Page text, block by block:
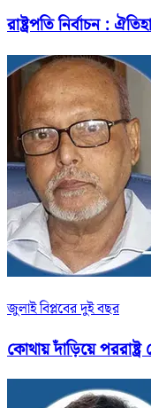
রাষ্ট্রপতি নির্বাচন :
জুলাই বিপ্লবের দুই বছর
কোথায় দাঁড়িয়ে